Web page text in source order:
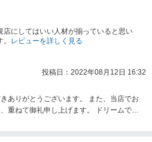
店にしてはいい人材が揃っていると思い
レビューを詳しく見る
投稿日：2022年08月12日 16:32
ありがとうございます。 また、当店でお
重ねて御礼申し上げます。 ドリームでは
待以上の、質の高いサービスをお届けで